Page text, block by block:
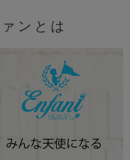
ンとは